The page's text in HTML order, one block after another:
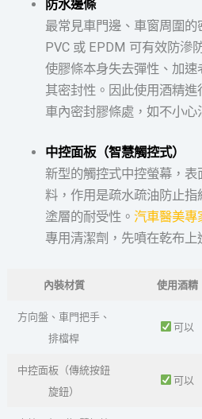
防水邊條
最常見車門邊、車窗周圍
PVC 或 EPDM 可有效防滲
使膠條本身失去彈性、加
其密封性。因此使用酒精
車內密封膠條處，如不小心
中控面板（智慧觸控式）
新型的觸控式中控螢幕，
料，作用是疏水疏油防止
塗層的耐受性。汽車醫美專
專用清潔劑，先噴在乾布上
內裝材質 使用酒精
方向盤、車門把手、
排檔桿
可以
中控面板（傳統按鈕
旋鈕）
可以